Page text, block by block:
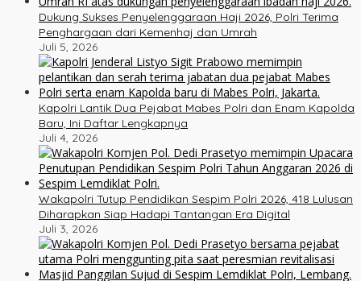
Dukung Sukses Penyelenggaraan Haji 2026, Polri Terima
Penghargaan dari Kemenhaj dan Umrah
Juli 5, 2026
Kapolri Lantik Dua Pejabat Mabes Polri dan Enam Kapolda
Baru, Ini Daftar Lengkapnya
Juli 4, 2026
Wakapolri Tutup Pendidikan Sespim Polri 2026, 418 Lulusan
Diharapkan Siap Hadapi Tantangan Era Digital
Juli 3, 2026